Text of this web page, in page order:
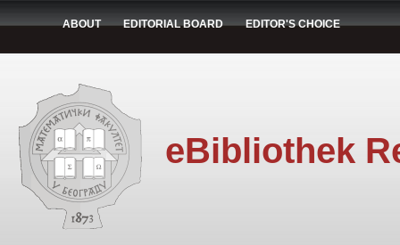
ABOUT EDITORIAL BOARD EDITOR'S CHOICE
eBibliothek